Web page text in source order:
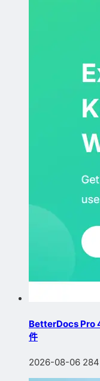
BetterDocs Pro
件
2026-08-06 284